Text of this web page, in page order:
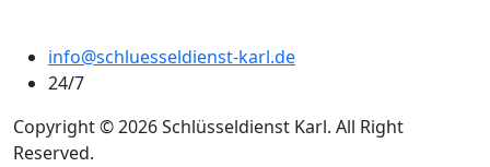
info@schluesseldienst-karl.de
24/7
Copyright © 2026 Schlüsseldienst Karl. All Right
Reserved.